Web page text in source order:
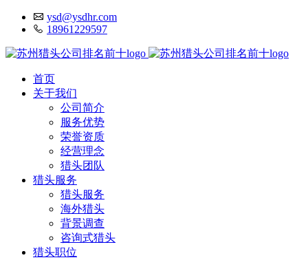
ysd@ysdhr.com
18961229597
首页
关于我们
公司简介
服务优势
荣誉资质
经营理念
猎头团队
猎头服务
猎头服务
海外猎头
背景调查
咨询式猎头
猎头职位